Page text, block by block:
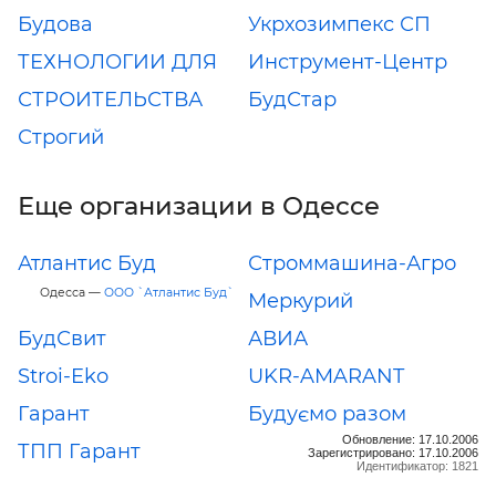
Будова
Укрхозимпекс СП
ТЕХНОЛОГИИ ДЛЯ
СТРОИТЕЛЬСТВА
Инструмент-Центр
БудСтар
Строгий
Еще организации в Одессе
Атлантис Буд
Одесса — ООО `Атлантис Буд`
Строммашина-Агро
Меркурий
БудСвит
АВИА
Stroi-Eko
UKR-AMARANT
Гарант
Будуємо разом
ТПП Гарант
Обновление: 17.10.2006
Зарегистрировано: 17.10.2006
Идентификатор: 1821